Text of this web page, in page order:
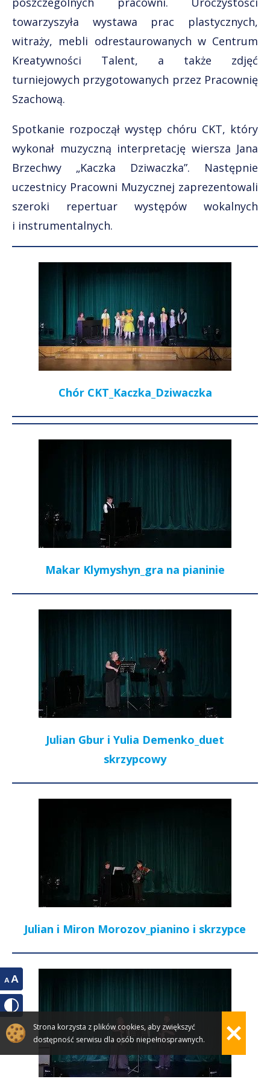
towarzyszyła wystawa prac plastycznych,
witraży, mebli odrestaurowanych w Centrum
Kreatywności Talent, a także zdjęć
turniejowych przygotowanych przez Pracownię
Szachową.
Spotkanie rozpoczął występ chóru CKT, który
wykonał muzyczną interpretację wiersza Jana
Brzechwy „Kaczka Dziwaczka”. Następnie
uczestnicy Pracowni Muzycznej zaprezentowali
szeroki repertuar występów wokalnych
i instrumentalnych.
Chór CKT_Kaczka_Dziwaczka
Makar Klymyshyn_gra na pianinie
Julian Gbur i Yulia Demenko_duet
skrzypcowy
Julian i Miron Morozov_pianino i skrzypce
Strona korzysta z plików cookies, aby zwiększyć
dostępność serwisu dla osób niepełnosprawnych.